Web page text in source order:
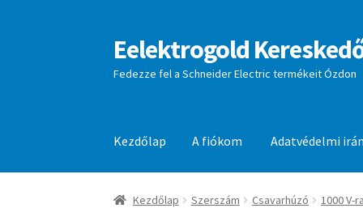
Ugrás
a
navigációhoz
Kilépés
a
tartalomba
Eelektrogold
Fedezze fel a Schneider Electric termékeit Ózdon
Kezdőlap A fiókom Adatvédelmi
Kezdőlap A fiókom Adatvédelmi irányelvek
Kezdőlap Szerszám Csavarhúzó 1000 V-